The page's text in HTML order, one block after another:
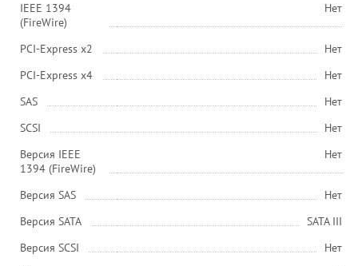
IEEE 1394
(FireWire)
Нет
PCI-Express x2
Нет
PCI-Express x4
Нет
SAS
Нет
SCSI
Нет
Версия IEEE
1394 (FireWire)
Нет
Версия SAS
Нет
Версия SATA
SATA III
Версия SCSI
Нет